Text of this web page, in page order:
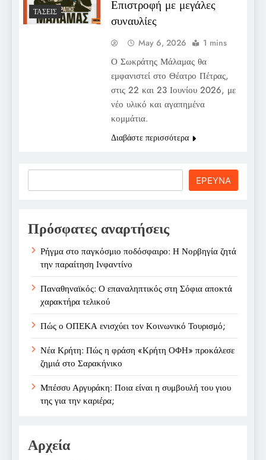
ΤΆΣΕΙΣ
Επιστροφή με μεγάλες
συναυλίες
May 6, 2026 1 mins
Ο Σωκράτης Μάλαμας θα
εμφανιστεί στο Θέατρο Πέτρας,
στις 22 και 23 Ιουνίου 2026, με
νέο υλικό και αγαπημένα
κομμάτια.
Διαβάστε περισσότερα
ΕΡΕΥΝΑ
Πρόσφατες αναρτήσεις
Ρήγμα στο παγκόσμιο ποδόσφαιρο: Η Νορβηγία ζητά
την παραίτηση Ινφαντίνο
Παναθηναϊκός: Ο επαναληπτικός στη Σόφια αποκτά
χαρακτήρα τελικού
Πώς ο ΟΠΕΚΑ ενισχύει τον Κοινωνικό Τουρισμό;
Νέα Κρήτη: Πώς η φράση «Κρήτη ΟΦΗ» προκάλεσε
ζημιά στο Σαρακήνικο
Μπέσσυ Αργυράκη: Ποια είναι η συμβουλή του γιου
της για την καριέρα;
Αρχεία